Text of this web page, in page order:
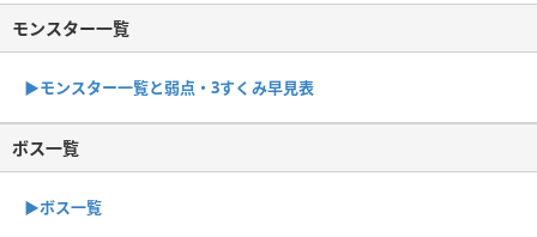
モンスター一覧
▶︎モンスター一覧と弱点・3すくみ早見表
ボス一覧
▶︎ボス一覧